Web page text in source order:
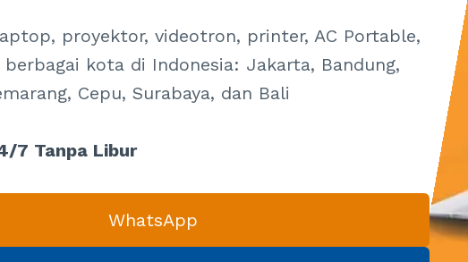
proyektor, videotron, printer, AC Portable,
berbagai kota di Indonesia: Jakarta, Bandung,
Cepu, Surabaya, dan Bali
7 Tanpa Libur
WhatsApp